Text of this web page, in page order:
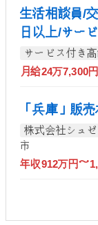
生活相談員/
日以上/サー
サービス付き
月給24万7,300円
「兵庫」販
株式会社シュ
市
年収912万円～